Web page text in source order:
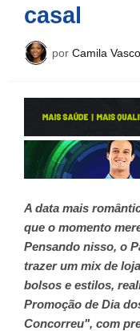
casal
por Camila
A data mais
que o momento
Pensando nisso, o
trazer um mix de
bolsos e estilos,
Promoção de Dia
Concorreu", com